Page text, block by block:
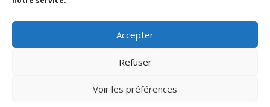
Accepter
Refuser
Voir les préférences
Mentions légales